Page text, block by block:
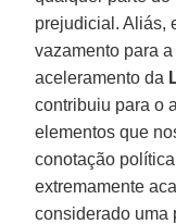
prejudicial. Aliás,
vazamento para
aceleramento da
contribuiu para o
elementos que
conotação
extremamente
considerado uma